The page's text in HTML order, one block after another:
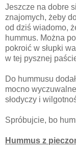
Jeszcze na dobre
znajomych, żeby
od dziś wiadomo,
hummus. Można
pokroić w słupki
w tej pysznej
Do hummusu
mocno
słodyczy i
Spróbujcie, bo
Hummus z